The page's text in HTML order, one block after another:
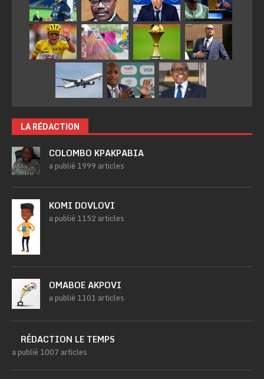
LA RÉDACTION
COLOMBO KPAKPABIA
a publié 1999 articles
KOMI DOVLOVI
a publié 1152 articles
OMABOE AKPOVI
a publié 1101 articles
RÉDACTION LE TEMPS
a publié 1007 articles